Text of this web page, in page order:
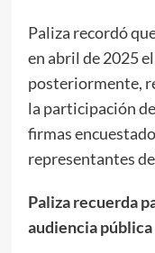
Paliza recordó
en abril de 2025
posteriormente,
la participación
firmas
representantes
Paliza recuerda
audiencia pública